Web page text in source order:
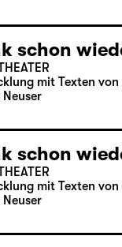
schon
mit Texten von
Neuser
schon
mit Texten von
Neuser